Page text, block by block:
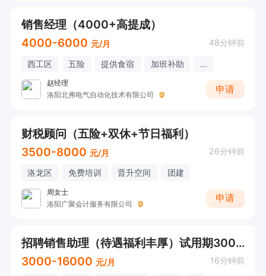
销售经理（4000+高提成）
4000-6000 元/月 48分钟前
西工区 五险 提供食宿 加班补助 ...
赵经理
洛阳北弗电气自动化技术有限公司
申请
财税顾问（五险+双休+节日福利）
3500-8000 元/月 26分钟前
洛龙区 免费培训 晋升空间 团建
周女士
洛阳广聚会计服务有限公司
申请
招聘销售助理（待遇福利丰厚）试用期3000+
3000-16000 元/月 16分钟前